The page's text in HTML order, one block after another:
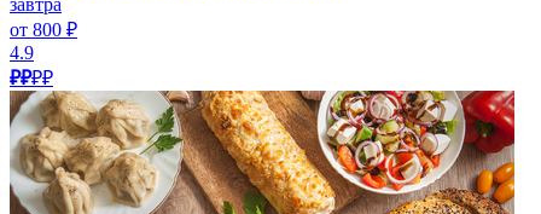
завтра
от 800 ₽
4.9
₽₽₽₽